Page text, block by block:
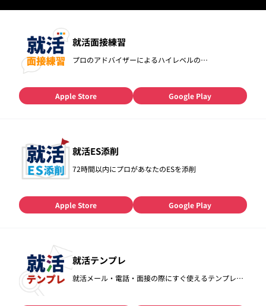
就活面接練習
プロのアドバイザーによるハイレベルの…
Apple Store Google Play
就活ES添削
72時間以内にプロがあなたのESを添削
Apple Store Google Play
就活テンプレ
就活メール・電話・面接の際にすぐ使えるテンプレ…